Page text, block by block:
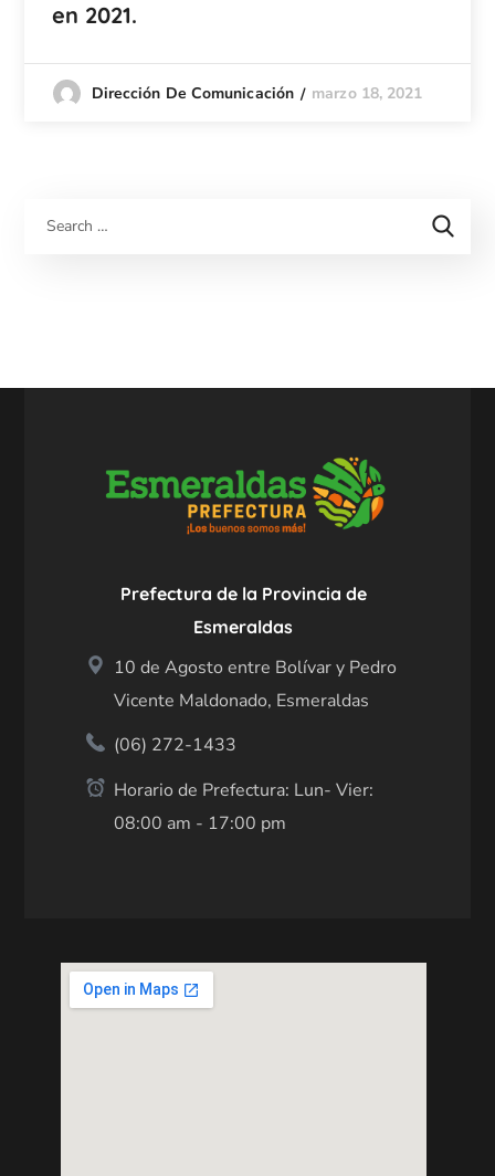
en 2021.
Dirección De Comunicación marzo 18, 2021
Prefectura de la Provincia de
Esmeraldas
10 de Agosto entre Bolívar y Pedro
Vicente Maldonado, Esmeraldas
(06) 272-1433
Horario de Prefectura: Lun- Vier:
08:00 am - 17:00 pm